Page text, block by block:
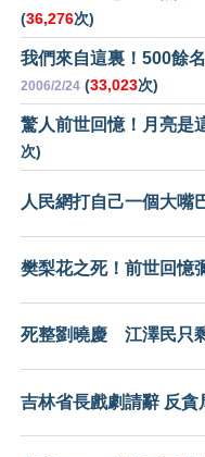
(36,276次)
我們來自這裏！500餘
2006/2/24 (33,023次)
驚人前世回憶！月亮是
次)
人民網打自己一個大嘴
樊梨花之死！前世回憶
死整劉曉慶 江澤民只
吉林省長戲劇請辭 反貪